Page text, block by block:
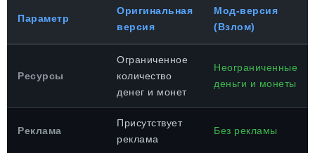
Параметр
Оригинальная
версия
Мод-версия
(Взлом)
Ресурсы
Ограниченное
количество
денег и монет
Неограниченные
деньги и монеты
Реклама
Присутствует
реклама
Без рекламы